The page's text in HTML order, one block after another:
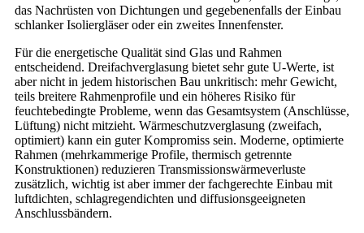
das Nachrüsten von Dichtungen und gegebenenfalls der Einbau
schlanker Isoliergläser oder ein zweites Innenfenster.
Für die energetische Qualität sind Glas und Rahmen
entscheidend. Dreifachverglasung bietet sehr gute U-Werte, ist
aber nicht in jedem historischen Bau unkritisch: mehr Gewicht,
teils breitere Rahmenprofile und ein höheres Risiko für
feuchtebedingte Probleme, wenn das Gesamtsystem (Anschlüsse,
Lüftung) nicht mitzieht. Wärmeschutzverglasung (zweifach,
optimiert) kann ein guter Kompromiss sein. Moderne, optimierte
Rahmen (mehrkammerige Profile, thermisch getrennte
Konstruktionen) reduzieren Transmissionswärmeverluste
zusätzlich, wichtig ist aber immer der fachgerechte Einbau mit
luftdichten, schlagregendichten und diffusionsgeeigneten
Anschlussbändern.